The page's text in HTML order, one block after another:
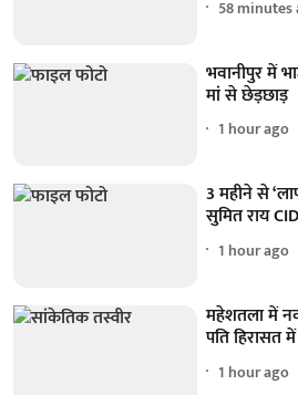
58 minutes
भवानीपुर में
मां से छेड़छाड़
1 hour ago
3 महीने से
सुमित राय
1 hour ago
महेशतला में
पति हिरासत में
1 hour ago